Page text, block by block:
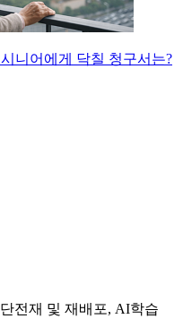
니어에게 닥칠 청구서는?
전재 및 재배포, AI학습